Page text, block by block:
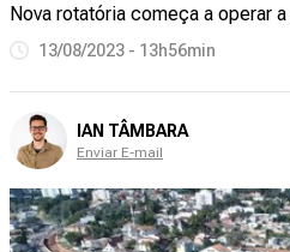
Nova rotatória começa a operar
13/08/2023 - 13h56min
IAN TÂMBARA
Enviar E-mail